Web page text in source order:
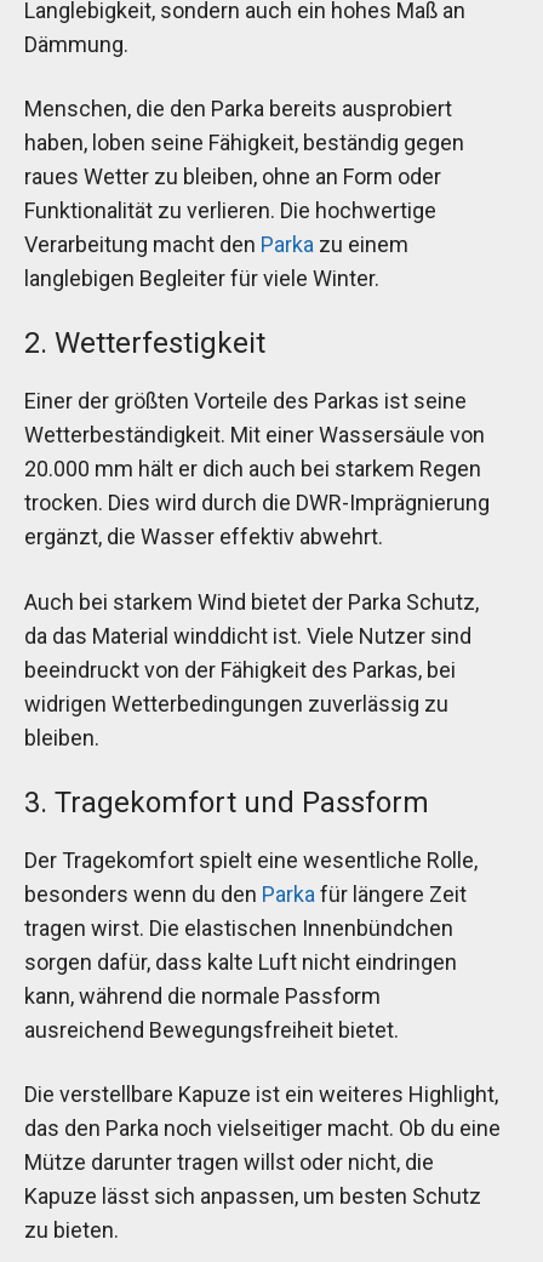
Langlebigkeit, sondern auch ein hohes Maß an
Dämmung.
Menschen, die den Parka bereits ausprobiert
haben, loben seine Fähigkeit, beständig gegen
raues Wetter zu bleiben, ohne an Form oder
Funktionalität zu verlieren. Die hochwertige
Verarbeitung macht den Parka zu einem
langlebigen Begleiter für viele Winter.
2. Wetterfestigkeit
Einer der größten Vorteile des Parkas ist seine
Wetterbeständigkeit. Mit einer Wassersäule von
20.000 mm hält er dich auch bei starkem Regen
trocken. Dies wird durch die DWR-Imprägnierung
ergänzt, die Wasser effektiv abwehrt.
Auch bei starkem Wind bietet der Parka Schutz,
da das Material winddicht ist. Viele Nutzer sind
beeindruckt von der Fähigkeit des Parkas, bei
widrigen Wetterbedingungen zuverlässig zu
bleiben.
3. Tragekomfort und Passform
Der Tragekomfort spielt eine wesentliche Rolle,
besonders wenn du den Parka für längere Zeit
tragen wirst. Die elastischen Innenbündchen
sorgen dafür, dass kalte Luft nicht eindringen
kann, während die normale Passform
ausreichend Bewegungsfreiheit bietet.
Die verstellbare Kapuze ist ein weiteres Highlight,
das den Parka noch vielseitiger macht. Ob du eine
Mütze darunter tragen willst oder nicht, die
Kapuze lässt sich anpassen, um besten Schutz
zu bieten.